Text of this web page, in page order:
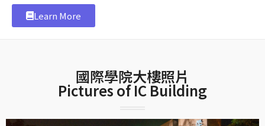
Learn More
國際學院大樓照片
Pictures of IC Building